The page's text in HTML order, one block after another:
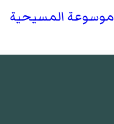
موسوعة المسيحية